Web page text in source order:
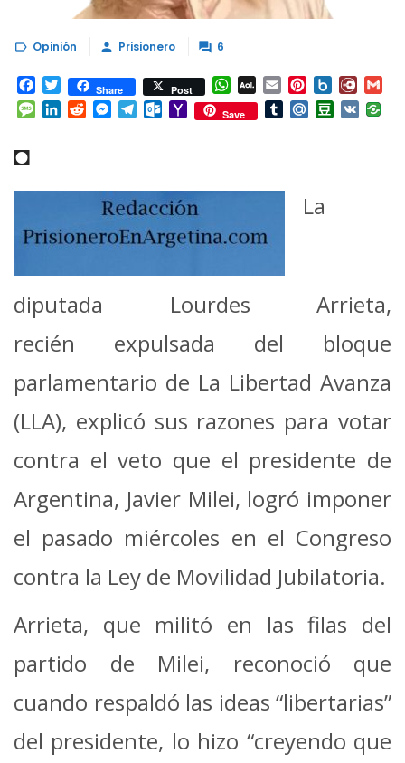
 Opinión  Prisionero  6
Facebook
TwitterShare Post WhatsApp
AOL
Mail
Email Pinterest
Box.net
Message
LinkedIn
RedditMessenger
Telegram
Outlook.com
Yahoo
Mail
Save TumblrMail.RuDouban
VK
◘
La
diputada Lourdes Arrieta,
recién expulsada del bloque
parlamentario de La Libertad Avanza
(LLA), explicó sus razones para votar
contra el veto que el presidente de
Argentina, Javier Milei, logró imponer
el pasado miércoles en el Congreso
contra la Ley de Movilidad Jubilatoria.
Arrieta, que militó en las filas del
partido de Milei, reconoció que
cuando respaldó las ideas “libertarias”
del presidente, lo hizo “creyendo que